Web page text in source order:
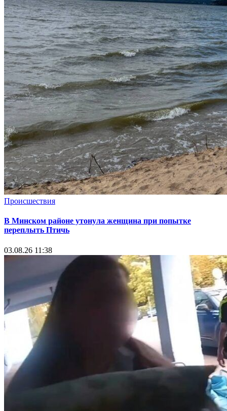
Происшествия
В Минском районе утонула женщина при попытке
переплыть Птичь
03.08.26 11:38